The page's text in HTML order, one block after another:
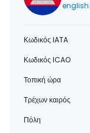
Κωδικός IATA
Κωδικός ICAO
Τοπική ώρα
Τρέχων καιρός
Πόλη